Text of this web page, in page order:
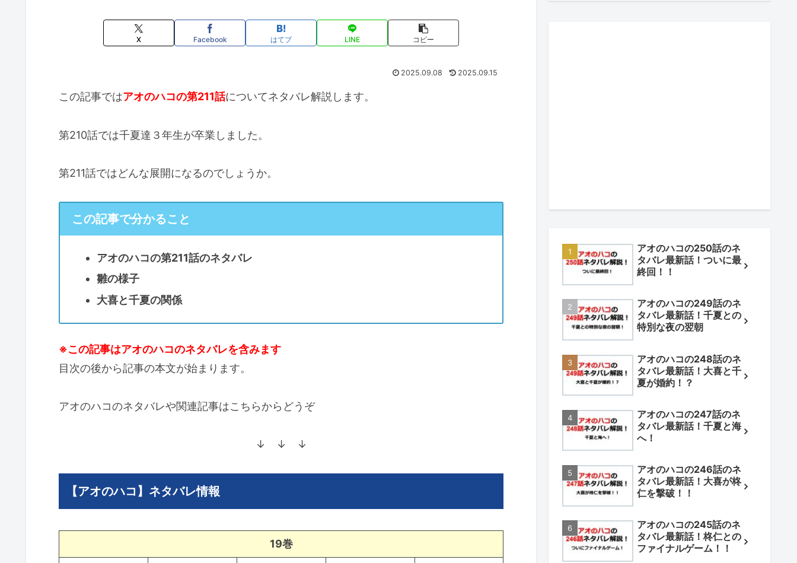
X Facebook はてブ LINE コピー
2025.09.08 2025.09.15
この記事ではアオのハコの第211話についてネタバレ解説します。
第210話では千夏達３年生が卒業しました。
第211話ではどんな展開になるのでしょうか。
この記事で分かること
アオのハコの第211話のネタバレ
雛の様子
大喜と千夏の関係
※この記事はアオのハコのネタバレを含みます
目次の後から記事の本文が始まります。
アオのハコのネタバレや関連記事はこちらからどうぞ
↓ ↓ ↓
【アオのハコ】ネタバレ情報
19巻
アオのハコの250話のネ
タバレ最新話！ついに最
終回！！
アオのハコの249話のネ
タバレ最新話！千夏との
特別な夜の翌朝
アオのハコの248話のネ
タバレ最新話！大喜と千
夏が婚約！？
アオのハコの247話のネ
タバレ最新話！千夏と海
へ！
アオのハコの246話のネ
タバレ最新話！大喜が柊
仁を撃破！！
アオのハコの245話のネ
タバレ最新話！柊仁との
ファイナルゲーム！！